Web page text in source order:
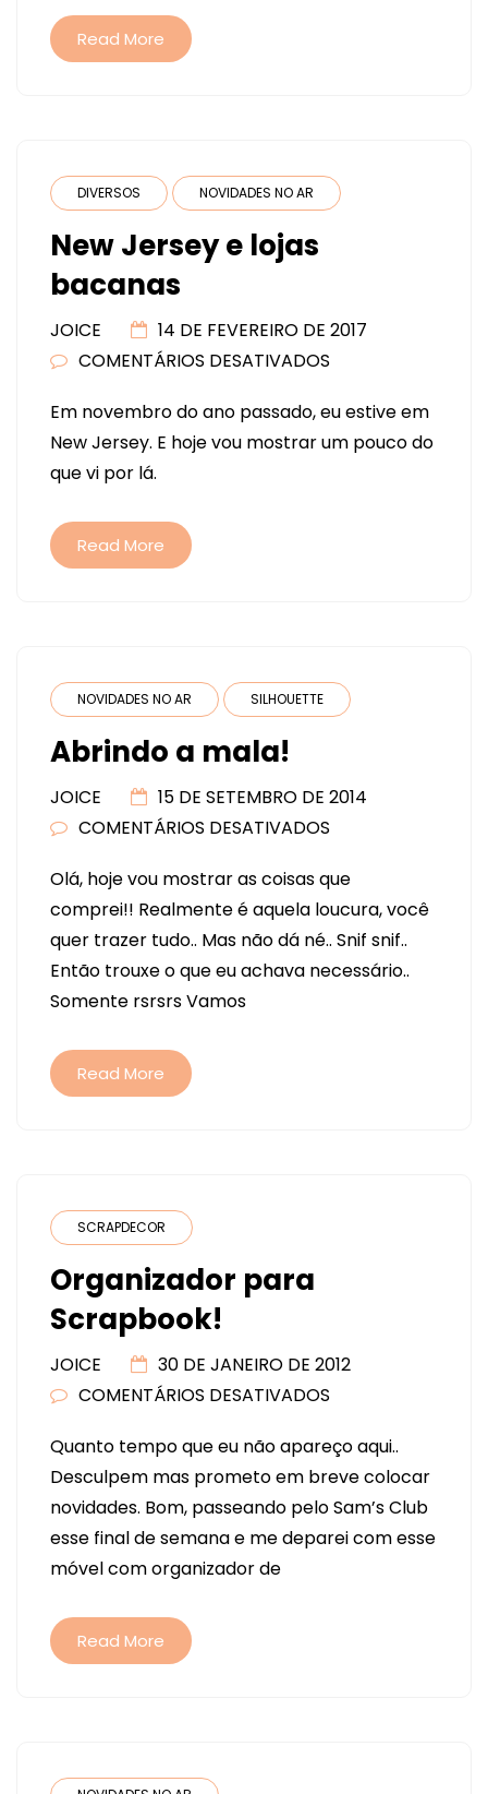
Read More
DIVERSOS NOVIDADES NO AR
New Jersey e lojas
bacanas
JOICE
14 DE FEVEREIRO DE 2017
COMENTÁRIOS DESATIVADOS
JERSEY
E
Em novembro do ano passado, eu estive em
New Jersey. E hoje vou mostrar um pouco do
que vi por lá.
Read More
NOVIDADES NO AR SILHOUETTE
Abrindo a mala!
JOICE
15 DE SETEMBRO DE 2014
COMENTÁRIOS DESATIVADOS
A
MALA!
Olá, hoje vou mostrar as coisas que
comprei!! Realmente é aquela loucura, você
quer trazer tudo.. Mas não dá né.. Snif snif..
Então trouxe o que eu achava necessário..
Somente rsrsrs Vamos
Read More
SCRAPDECOR
Organizador para
Scrapbook!
JOICE
30 DE JANEIRO DE 2012
COMENTÁRIOS DESATIVADOS
PARA
SCRAPBOOK!
Quanto tempo que eu não apareço aqui..
Desculpem mas prometo em breve colocar
novidades. Bom, passeando pelo Sam’s Club
esse final de semana e me deparei com esse
móvel com organizador de
Read More